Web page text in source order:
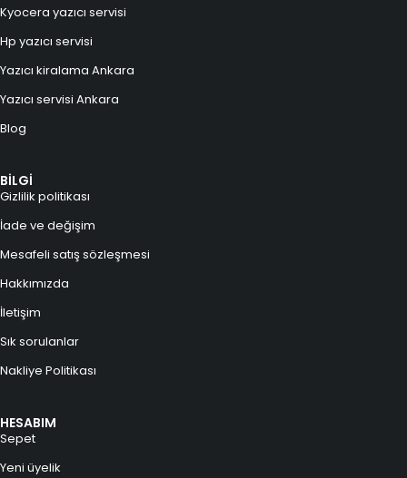
Kyocera yazıcı servisi
Hp yazıcı servisi
Yazıcı kiralama Ankara
Yazıcı servisi Ankara
Blog
BİLGİ
Gizlilik politikası
İade ve değişim
Mesafeli satış sözleşmesi
Hakkımızda
İletişim
Sık sorulanlar
Nakliye Politikası
HESABIM
Sepet
Yeni üyelik